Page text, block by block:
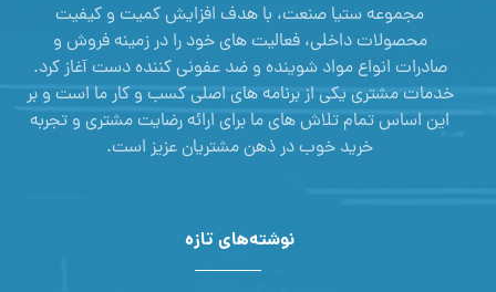
مجموعه ستیا صنعت، با هدف افزایش کمیت و کیفیت
محصولات داخلی، فعالیت های خود را در زمینه فروش و
صادرات انواع مواد شوینده و ضد عفونی کننده دست آغاز کرد.
خدمات مشتری یکی از برنامه های اصلی کسب و کار ما است و بر
این اساس تمام تلاش های ما برای ارائه رضایت مشتری و تجربه
خرید خوب در ذهن مشتریان عزیز است.
نوشته‌های تازه